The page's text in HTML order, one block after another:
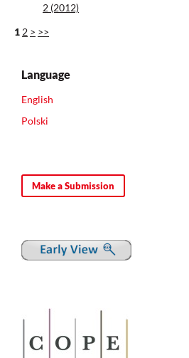
2 (2012)
1 2 > >>
Language
English
Polski
Make a Submission